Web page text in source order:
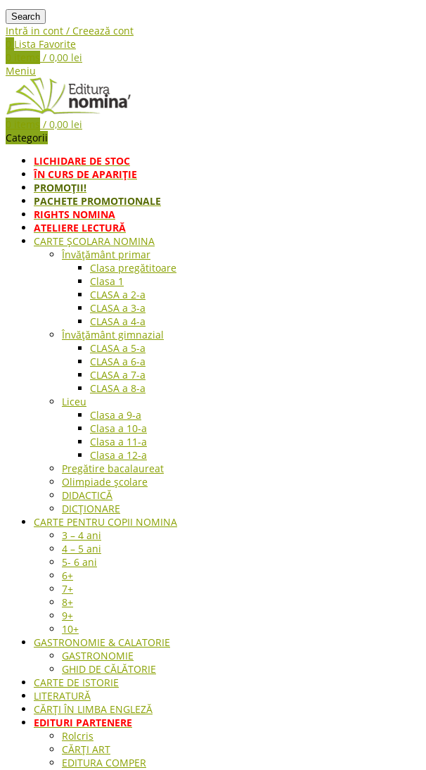
Search
Intră in cont / Creează cont
0 Lista Favorite
0 items / 0,00 lei
Meniu
0 items / 0,00 lei
Categorii
LICHIDARE DE STOC
ÎN CURS DE APARIŢIE
PROMOȚII!
PACHETE PROMOTIONALE
RIGHTS NOMINA
ATELIERE LECTURĂ
CARTE ŞCOLARA NOMINA
Învățământ primar
Clasa pregătitoare
Clasa 1
CLASA a 2-a
CLASA a 3-a
CLASA a 4-a
Învățământ gimnazial
CLASA a 5-a
CLASA a 6-a
CLASA a 7-a
CLASA a 8-a
Liceu
Clasa a 9-a
Clasa a 10-a
Clasa a 11-a
Clasa a 12-a
Pregătire bacalaureat
Olimpiade școlare
DIDACTICĂ
DICȚIONARE
CARTE PENTRU COPII NOMINA
3 – 4 ani
4 – 5 ani
5- 6 ani
6+
7+
8+
9+
10+
GASTRONOMIE & CALATORIE
GASTRONOMIE
GHID DE CĂLĂTORIE
CARTE DE ISTORIE
LITERATURĂ
CĂRȚI ÎN LIMBA ENGLEZĂ
EDITURI PARTENERE
Rolcris
CĂRȚI ART
EDITURA COMPER